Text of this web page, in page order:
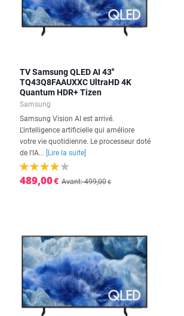
TV Samsung QLED AI 43''
TQ43Q8FAAUXXC UltraHD 4K
Quantum HDR+ Tizen
Samsung
Samsung Vision AI est arrivé.
L'intelligence artificielle qui améliore
votre vie quotidienne. Le processeur doté
de l'IA...
[Lire la suite]
489,00€ Avant: 499,00€